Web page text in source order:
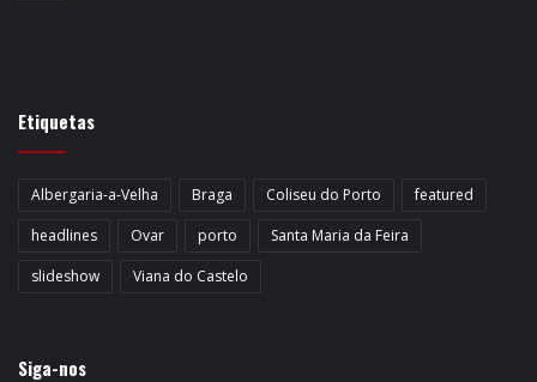
Etiquetas
Albergaria-a-Velha Braga Coliseu do Porto
featured
headlines
Ovar porto
Santa Maria da Feira
slideshow
Viana do Castelo
Siga-nos